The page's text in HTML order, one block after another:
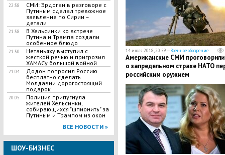
22:58
СМИ: Эрдоган в разговоре с
Путиным сделал тревожное
заявление по Сирии –
детали
21:58
В Хельсинки ко встрече
Путина и Трампа создали
особенное блюдо
21:50
Нетаньяху выступил с
жесткой речью и пригрозил
ХАМАСу большой войной
21:04
Додон попросил Россию
бесплатно сделать
Молдавии дорогостоящий
подарок
20:05
Полиция припугнула
жителей Хельсинки,
собирающихся "шпионить" за
Путиным и Трампом из окон
ВСЕ НОВОСТИ »
ШОУ-БИЗНЕС
14 июля 2018, 20:59 —Военное обозрение
Американские СМИ
о запредельном страхе НАТО
российским оружием